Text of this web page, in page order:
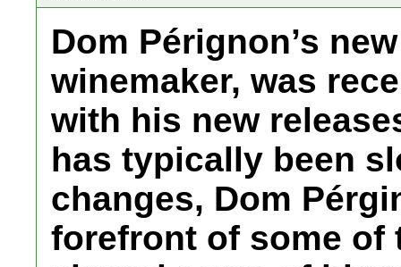
Dom Pérignon’s
winemaker, was
with his new
has typically been
changes, Dom
forefront of some of